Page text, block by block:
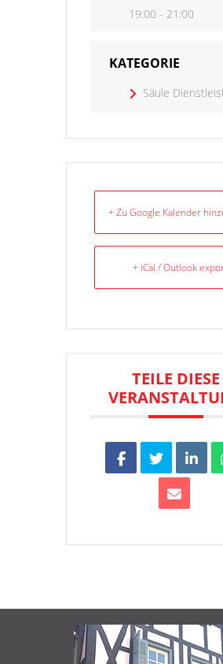
19:00 - 21:00
KATEGORIE
Säule
+ Zu Google Kalender
+ iCal / Outlook
TEILE DIESE